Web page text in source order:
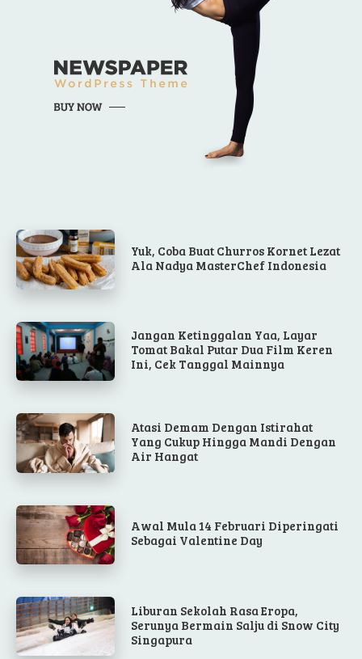
Yuk, Coba Buat Churros Kornet Lezat
Ala Nadya MasterChef Indonesia
Jangan Ketinggalan Yaa, Layar
Tomat Bakal Putar Dua Film Keren
Ini, Cek Tanggal Mainnya
Atasi Demam Dengan Istirahat
Yang Cukup Hingga Mandi Dengan
Air Hangat
Awal Mula 14 Februari Diperingati
Sebagai Valentine Day
Liburan Sekolah Rasa Eropa,
Serunya Bermain Salju di Snow City
Singapura